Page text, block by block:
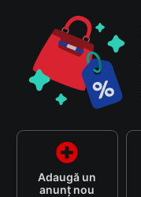
Adaugă un
anunț nou